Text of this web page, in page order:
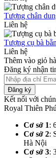
Tượng chân
Liên hệ
Tượng cụ bà
Liên hệ
Thêm vào giỏ
Đăng ký nhận
Đăng ký
Kết nối với
Royal Thiên
Cơ sở 1:
Cơ sở 2:
Hà Nội​
Cơ sở 3: